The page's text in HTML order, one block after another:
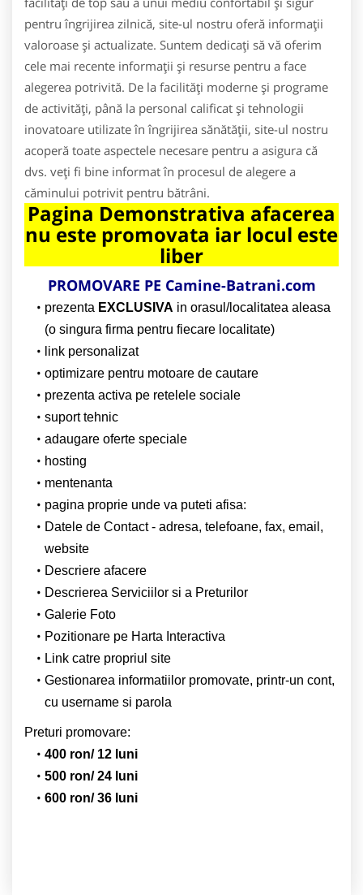
pentru îngrijirea zilnică, site-ul nostru oferă informații
valoroase și actualizate. Suntem dedicați să vă oferim
cele mai recente informații și resurse pentru a face
alegerea potrivită. De la facilități moderne și programe
de activități, până la personal calificat și tehnologii
inovatoare utilizate în îngrijirea sănătății, site-ul nostru
acoperă toate aspectele necesare pentru a asigura că
dvs. veți fi bine informat în procesul de alegere a
căminului potrivit pentru bătrâni.
Pagina Demonstrativa afacerea
nu este promovata iar locul este
liber
PROMOVARE PE Camine-Batrani.com
prezenta EXCLUSIVA in orasul/localitatea aleasa
(o singura firma pentru fiecare localitate)
link personalizat
optimizare pentru motoare de cautare
prezenta activa pe retelele sociale
suport tehnic
adaugare oferte speciale
hosting
mentenanta
pagina proprie unde va puteti afisa:
Datele de Contact - adresa, telefoane, fax, email,
website
Descriere afacere
Descrierea Serviciilor si a Preturilor
Galerie Foto
Pozitionare pe Harta Interactiva
Link catre propriul site
Gestionarea informatiilor promovate, printr-un cont,
cu username si parola
Preturi promovare:
400 ron/ 12 luni
500 ron/ 24 luni
600 ron/ 36 luni